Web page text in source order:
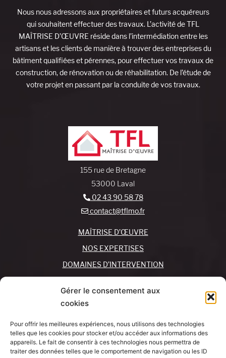
Gérer le consentement aux
cookies
Pour offrir les meilleures expériences, nous utilisons des technologies
telles que les cookies pour stocker et/ou accéder aux informations des
appareils. Le fait de consentir à ces technologies nous permettra de
traiter des données telles que le comportement de navigation ou les ID
Nous nous adressons aux propriétaires et futurs acquéreurs
qui souhaitent effectuer des travaux. L’activité de TFL
MAÎTRISE D’ŒUVRE réside dans l’intermédiation entre les
artisans et les clients de manière à trouver des entreprises du
bâtiment qualifiées et pérennes, pour effectuer vos travaux de
construction, de rénovation ou de réhabilitation. De l’étude de
votre projet en passant par la conduite de vos travaux.
155 rue de Bretagne
53000 Laval
02 43 90 58 78
contact@tflmo.fr
MAÎTRISE D’ŒUVRE
NOS EXPERTISES
DOMAINES D’INTERVENTION
REJOIGNEZ-NOUS !
MON COMPTE
SUIVEZ-NOUS !